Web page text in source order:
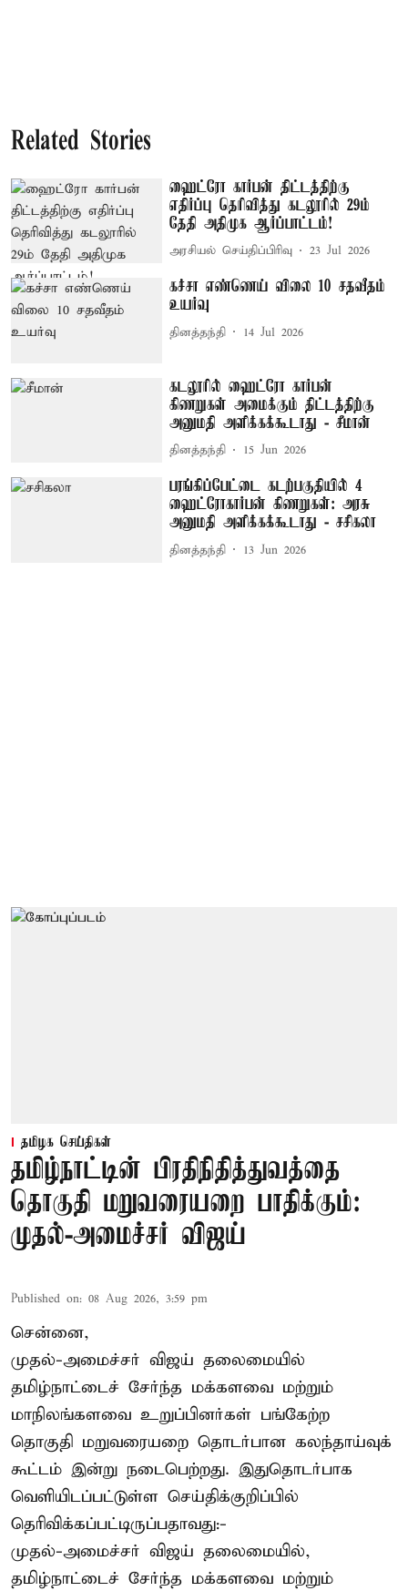
Related Stories
ஹைட்ரோ கார்பன் திட்டத்திற்கு
எதிர்ப்பு தெரிவித்து கடலூரில் 29ம்
தேதி அதிமுக ஆர்ப்பாட்டம்!
அரசியல் செய்திப்பிரிவு 23 Jul 2026
கச்சா எண்ணெய் விலை 10 சதவீதம்
உயர்வு
தினத்தந்தி 14 Jul 2026
கடலூரில் ஹைட்ரோ கார்பன்
கிணறுகள் அமைக்கும் திட்டத்திற்கு
அனுமதி அளிக்கக்கூடாது - சீமான்
தினத்தந்தி 15 Jun 2026
பரங்கிப்பேட்டை கடற்பகுதியில் 4
ஹைட்ரோகார்பன் கிணறுகள்: அரசு
அனுமதி அளிக்கக்கூடாது - சசிகலா
தினத்தந்தி 13 Jun 2026
தமிழக செய்திகள்
தமிழ்நாட்டின் பிரதிநிதித்துவத்தை
தொகுதி மறுவரையறை பாதிக்கும்:
முதல்-அமைச்சர் விஜய்
Published on: 08 Aug 2026, 3:59 pm
சென்னை,
முதல்-அமைச்சர் விஜய் தலைமையில்
தமிழ்நாட்டைச் சேர்ந்த மக்களவை மற்றும்
மாநிலங்களவை உறுப்பினர்கள் பங்கேற்ற
தொகுதி மறுவரையறை தொடர்பான கலந்தாய்வுக்
கூட்டம் இன்று நடைபெற்றது. இதுதொடர்பாக
வெளியிடப்பட்டுள்ள செய்திக்குறிப்பில்
தெரிவிக்கப்பட்டிருப்பதாவது:-
முதல்-அமைச்சர் விஜய் தலைமையில்,
தமிழ்நாட்டைச் சேர்ந்த மக்களவை மற்றும்